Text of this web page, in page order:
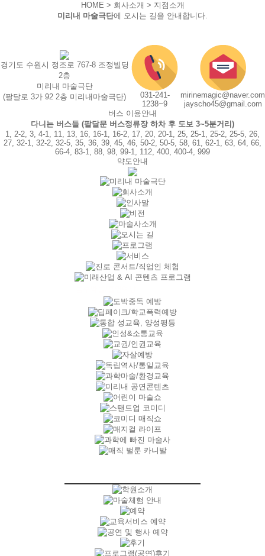
HOME > 회사소개 > 지점소개
미리내 마술극단에 오시는 길을 안내합니다.
경기도 수원시 정조로 767-8 조정빌딩
2층
미리내 마술극단
(팔달로 3가 92 2층 미리내마술극단)
031-241-
1238~9
mirinemagic@naver.com
jayscho45@gmail.com
버스 이용안내
다니는 버스들 (팔달문 버스정류장 하차 후 도보 3~5분거리)
1, 2-2, 3, 4-1, 11, 13, 16, 16-1, 16-2, 17, 20, 20-1, 25, 25-1, 25-2, 25-5, 26,
27, 32-1, 32-2, 32-5, 35, 36, 39, 45, 46, 50-2, 50-5, 58, 61, 62-1, 63, 64, 66,
66-4, 83-1, 88, 98, 99-1, 112, 400, 400-4, 999
약도안내